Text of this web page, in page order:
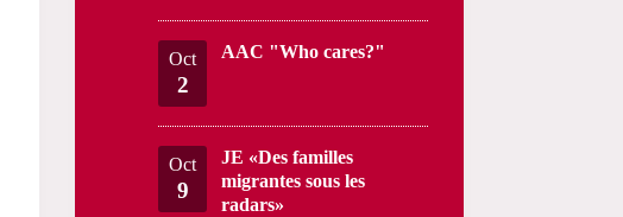
Oct
2
AAC "Who cares?"
Oct
9
JE «Des familles
migrantes sous les
radars»